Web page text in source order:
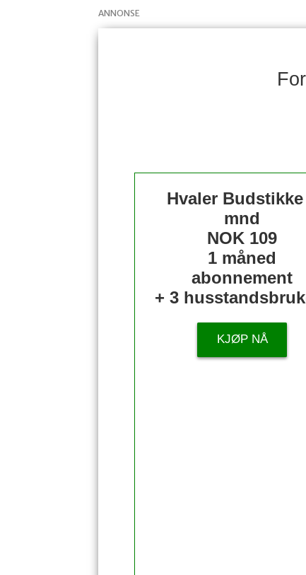
ANNONSE
Hvaler Budstikke
mnd
NOK 109
1 måned
abonnement
+ 3
KJØP NÅ